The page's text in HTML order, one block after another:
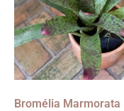
Bromélia Marmorata